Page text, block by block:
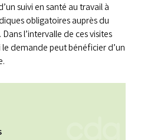
suivi en santé au travail à
obligatoires auprès du
l’intervalle de ces visites
demande peut bénéficier d’un